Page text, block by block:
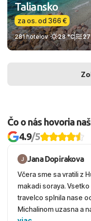
Taliansko
za os. od 366 €
281 hotelov 28 °C 27
Čo o nás hovoria
4.9/5
Jana Dopirakova
Včera sme sa vratili z
makadi soraya.
travelco splnila nase
Michalinom uzasna a